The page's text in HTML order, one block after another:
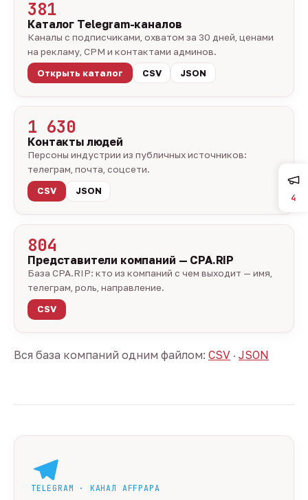
381
Каталог Telegram-каналов
Каналы с подписчиками, охватом за 30 дней, ценами
на рекламу, CPM и контактами админов.
Открыть каталог
CSV JSON
1 630
Контакты людей
Персоны индустрии из публичных источников:
телеграм, почта, соцсети.
CSV
JSON
804
Представители компаний — CPA.RIP
База CPA.RIP: кто из компаний с чем выходит — имя,
телеграм, роль, направление.
CSV
Вся база компаний одним файлом: CSV · JSON
TELEGRAM · КАНАЛ AFFPAPA
4